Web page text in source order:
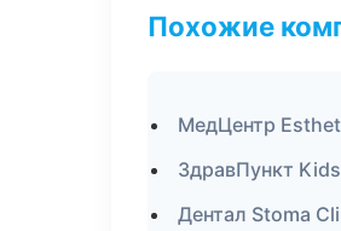
Похожие
МедЦентр
ЗдравПункт
Дентал Stoma